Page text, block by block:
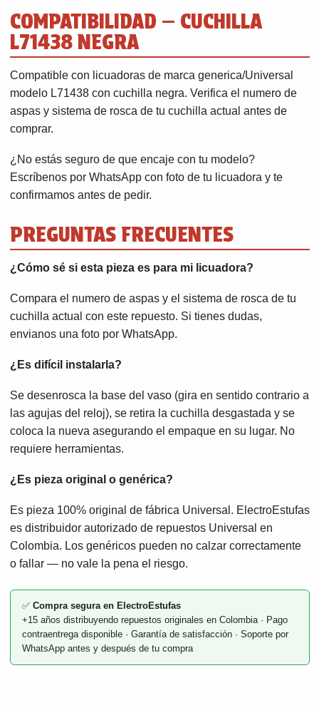
COMPATIBILIDAD — CUCHILLA
L71438 NEGRA
Compatible con licuadoras de marca generica/Universal
modelo L71438 con cuchilla negra. Verifica el numero de
aspas y sistema de rosca de tu cuchilla actual antes de
comprar.
¿No estás seguro de que encaje con tu modelo?
Escríbenos por WhatsApp con foto de tu licuadora y te
confirmamos antes de pedir.
PREGUNTAS FRECUENTES
¿Cómo sé si esta pieza es para mi licuadora?
Compara el numero de aspas y el sistema de rosca de tu
cuchilla actual con este repuesto. Si tienes dudas,
envianos una foto por WhatsApp.
¿Es difícil instalarla?
Se desenrosca la base del vaso (gira en sentido contrario a
las agujas del reloj), se retira la cuchilla desgastada y se
coloca la nueva asegurando el empaque en su lugar. No
requiere herramientas.
¿Es pieza original o genérica?
Es pieza 100% original de fábrica Universal. ElectroEstufas
es distribuidor autorizado de repuestos Universal en
Colombia. Los genéricos pueden no calzar correctamente
o fallar — no vale la pena el riesgo.
✅ Compra segura en ElectroEstufas
+15 años distribuyendo repuestos originales en Colombia · Pago
contraentrega disponible · Garantía de satisfacción · Soporte por
WhatsApp antes y después de tu compra